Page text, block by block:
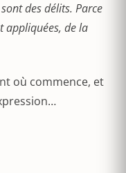
des délits. Parce
appliquées, de la
où commence, et